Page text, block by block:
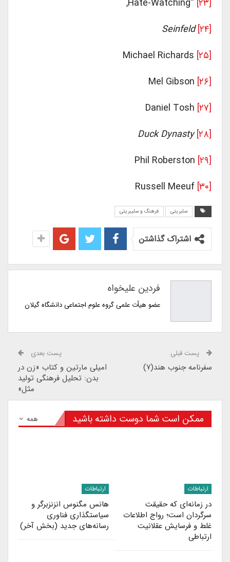
“hate-Watching,
Seinfeld
Michael Richards
Mel Gibson
Daniel Tosh
Duck Dynasty
Phil Roberston
Russell Meeuf
سلبریتی فرهنگ و سلیبریتی
اشتراک گذاشتن
فردین علیخواه
عضو هیأت علمی گروه علوم اجتماعی دانشگاه گیلان
پست قبلی
سفرنامه جنوب هند(۷)
پست بعدی
امیلی مارتین و کتاب «زن در
بدن: تحلیل فرهنگی تولید
مثل»
همه ممکن است شما دوست داشته باشید
ارتباطات
در زمانه‌ای که حقیقت
سرگردان است؛ رواج اطلاعات
غلط و فرسایش عقلانیت
ارتباطی
ارتباطات
هانس مگنوس انزنزبرگر و
سیاستگذاری فناوری
رسانه‌های جدید (بخش آخر)